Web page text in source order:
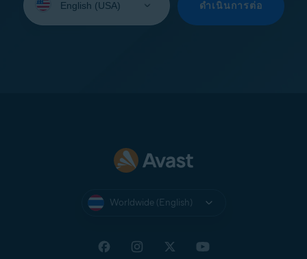
your
ดำเนินการต่อ
Worldwide (English)